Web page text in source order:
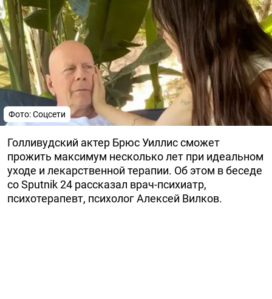
Фото: Соцсети
Голливудский актер Брюс Уиллис сможет
прожить максимум несколько лет при идеальном
уходе и лекарственной терапии. Об этом в беседе
со Sputnik 24 рассказал врач-психиатр,
психотерапевт, психолог Алексей Вилков.